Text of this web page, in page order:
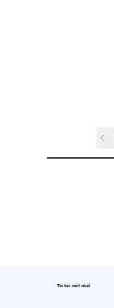
Tin tức mới nhất